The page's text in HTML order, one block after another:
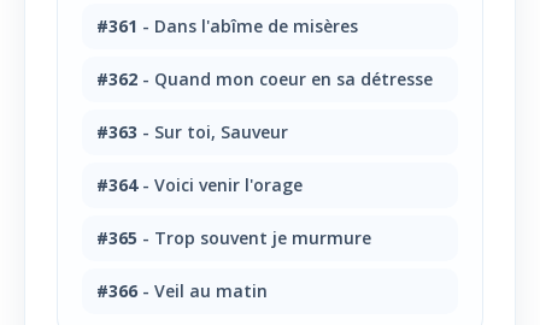
#361 - Dans l'abîme de misères
#362 - Quand mon coeur en sa détresse
#363 - Sur toi, Sauveur
#364- Voici venir l'orage
#365 - Trop souvent je murmure
#366 - Veil au matin